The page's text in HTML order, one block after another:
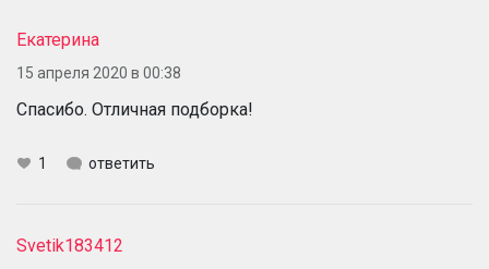
Екатерина
15 апреля 2020 в 00:38
Спасибо. Отличная подборка!
1 ответить
Svetik183412